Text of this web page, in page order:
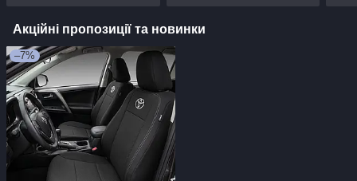
Акційні пропозиції та новинки
–7%